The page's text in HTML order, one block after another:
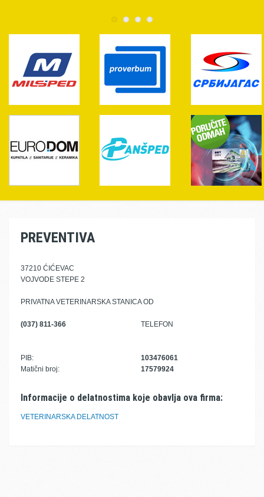
PREVENTIVA
37210 ĆIĆEVAC
VOJVODE STEPE 2
PRIVATNA VETERINARSKA STANICA OD
(037) 811-366 TELEFON
PIB:
103476061
Matični broj:
17579924
Informacije o delatnostima koje obavlja ova firma:
VETERINARSKA DELATNOST